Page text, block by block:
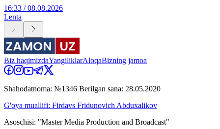
16:33 / 08.08.2026
Lenta
Biz haqimizdaYangiliklarAloqaBizning jamoa
Shahodatnoma: №1346 Berilgan sana: 28.05.2020
G'oya muallifi: Firdavs Fridunovich Abduxalikov
Asoschisi: "Master Media Production and Broadcast"